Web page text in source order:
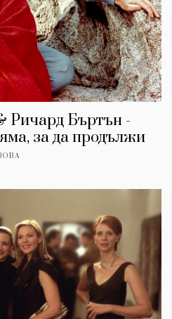
Ричард Бъртън -
за да продължи